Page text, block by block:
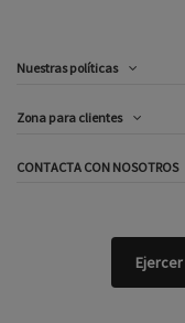
Nuestras políticas
Zona para clientes
CONTACTA CON NOSOTROS